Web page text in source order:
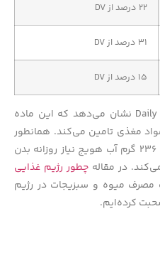
۲۲ درصد از DV
۳۱ درصد از DV
۱۵ درصد از DV
ارزش غذایی روزانه یا Daily Value (DV) نشان می‌دهد که این ماده
مغذی تامین می‌کند. همانطور
که در جدول فوق می‌بینید، مصرف ۲۳۶ گرم آب هویج نیاز روزانه بدن
در مقاله چطور رژیم غذایی
مصرف میوه و سبزیجات در رژیم
کرده‌ایم.